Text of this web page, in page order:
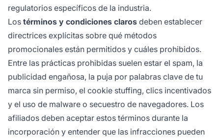
regulatorios específicos de la industria.
Los términos y condiciones claros deben establecer
directrices explícitas sobre qué métodos
promocionales están permitidos y cuáles prohibidos.
Entre las prácticas prohibidas suelen estar el spam, la
publicidad engañosa, la puja por palabras clave de tu
marca sin permiso, el cookie stuffing, clics incentivados
y el uso de malware o secuestro de navegadores. Los
afiliados deben aceptar estos términos durante la
incorporación y entender que las infracciones pueden